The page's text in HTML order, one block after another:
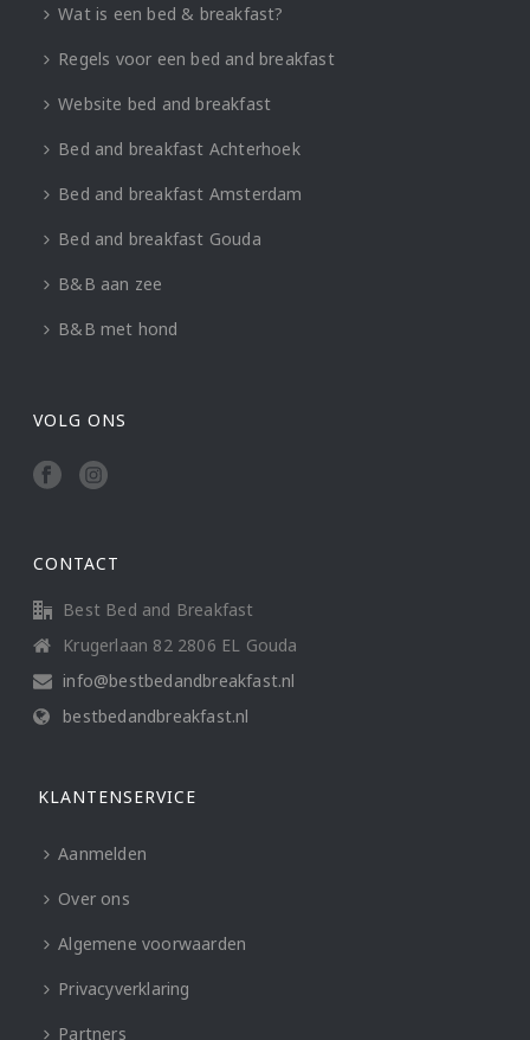
Wat is een bed & breakfast?
Regels voor een bed and breakfast
Website bed and breakfast
Bed and breakfast Achterhoek
Bed and breakfast Amsterdam
Bed and breakfast Gouda
B&B aan zee
B&B met hond
VOLG ONS
CONTACT
Best Bed and Breakfast
Krugerlaan 82 2806 EL Gouda
info@bestbedandbreakfast.nl
bestbedandbreakfast.nl
KLANTENSERVICE
Aanmelden
Over ons
Algemene voorwaarden
Privacyverklaring
Partners